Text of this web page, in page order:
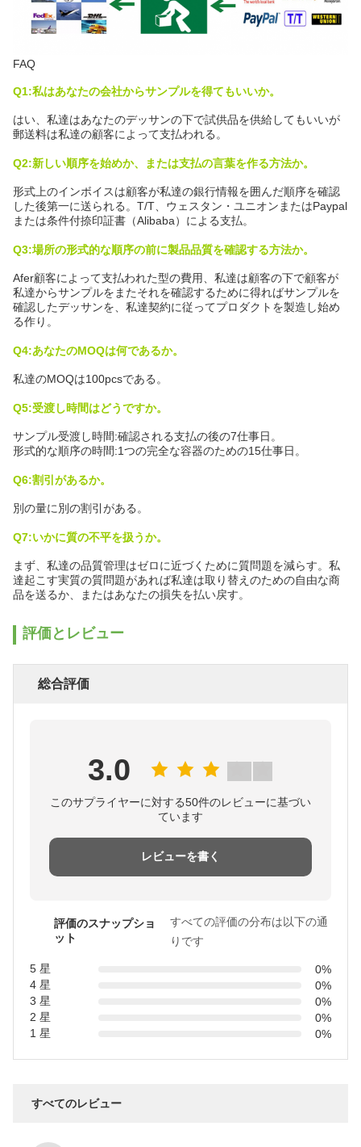
FAQ
Q1:私はあなたの会社からサンプルを得てもいいか。
はい、私達はあなたのデッサンの下で試供品を供給してもいいが
郵送料は私達の顧客によって支払われる。
Q2:新しい順序を始めか、または支払の言葉を作る方法か。
形式上のインボイスは顧客が私達の銀行情報を囲んだ順序を確認
した後第一に送られる。T/T、ウェスタン・ユニオンまたはPaypal
または条件付捺印証書（Alibaba）による支払。
Q3:場所の形式的な順序の前に製品品質を確認する方法か。
Afer顧客によって支払われた型の費用、私達は顧客の下で顧客が
私達からサンプルをまたそれを確認するために得ればサンプルを
確認したデッサンを、私達契約に従ってプロダクトを製造し始め
る作り。
Q4:あなたのMOQは何であるか。
私達のMOQは100pcsである。
Q5:受渡し時間はどうですか。
サンプル受渡し時間:確認される支払の後の7仕事日。
形式的な順序の時間:1つの完全な容器のための15仕事日。
Q6:割引があるか。
別の量に別の割引がある。
Q7:いかに質の不平を扱うか。
まず、私達の品質管理はゼロに近づくために質問題を減らす。私
達起こす実質の質問題があれば私達は取り替えのための自由な商
品を送るか、またはあなたの損失を払い戻す。
評価とレビュー
総合評価
3.0
このサプライヤーに対する50件のレビューに基づい
ています
レビューを書く
評価のスナップショ
ット
すべての評価の分布は以下の通
りです
5 星
0%
4 星
0%
3 星
0%
2 星
0%
1 星
0%
すべてのレビュー